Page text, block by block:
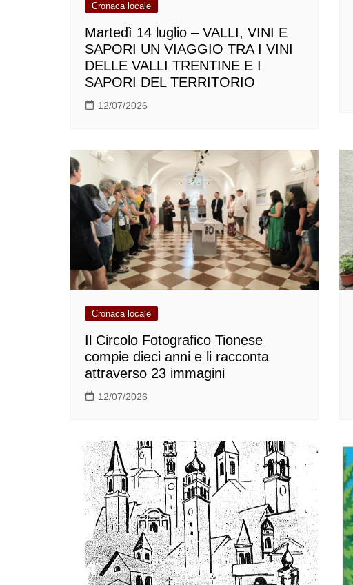
Cronaca locale
Martedì 14 luglio – VALLI, VINI E
SAPORI UN VIAGGIO TRA I VINI
DELLE VALLI TRENTINE E I
SAPORI DEL TERRITORIO
12/07/2026
Cronaca locale
Il Circolo Fotografico Tionese
compie dieci anni e li racconta
attraverso 23 immagini
12/07/2026